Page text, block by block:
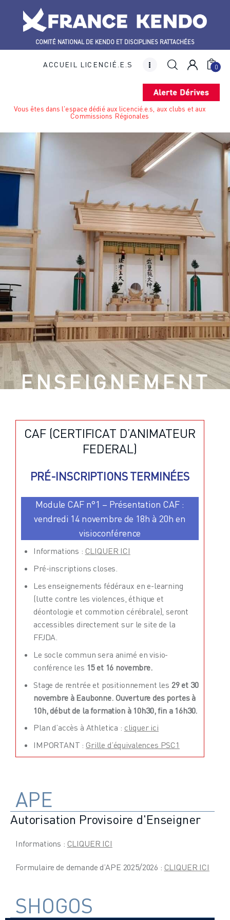
COMITÉ NATIONAL DE KENDO ET DISCIPLINES RATTACHÉES
ACCUEIL LICENCIÉ.E.S 0
Vous êtes dans l'espace dédié aux licencié.e.s, aux clubs et aux
Commissions Régionales
ENSEIGNEMENT
CAF (CERTIFICAT D’ANIMATEUR
FEDERAL)
PRÉ-INSCRIPTIONS TERMINÉES
Module CAF n°1 – Présentation CAF :
vendredi 14 novembre de 18h à 20h en
visioconférence
Informations : CLIQUER ICI
Pré-inscriptions closes.
Les enseignements fédéraux en e-learning
(lutte contre les violences, éthique et
déontologie et commotion cérébrale), seront
accessibles directement sur le site de la
FFJDA.
Le socle commun sera animé en visio-
conférence les 15 et 16 novembre.
Stage de rentrée et positionnement les 29 et 30
novembre à Eaubonne. Ouverture des portes à
10h, début de la formation à 10h30, fin a 16h30.
Plan d’accès à Athletica : cliquer ici
IMPORTANT : Grille d’équivalences PSC1
APE
Autorisation Provisoire d'Enseigner
Informations : CLIQUER ICI
Formulaire de demande d’APE 2025/2026 : CLIQUER ICI
SHOGOS